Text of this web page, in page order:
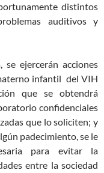
distintos
auditivos y
ejercerán acciones
infantil del VIH
que se obtendrá
confidenciales
que lo soliciten; y
padecimiento, se le
para evitar la
entre la sociedad